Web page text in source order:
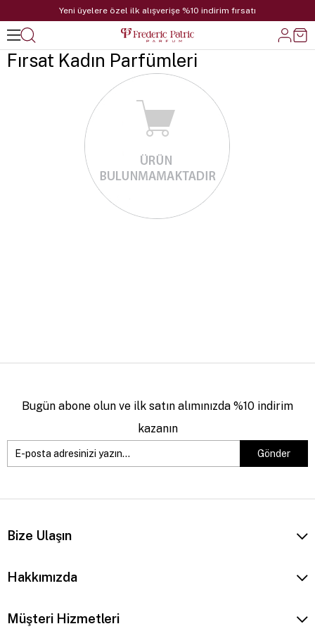
Yeni üyelere özel ilk alışverişe %10 indirim fırsatı
Fırsat Kadın Parfümleri
Bugün abone olun ve ilk satın alımınızda %10 indirim
kazanın
Gönder
Bize Ulaşın
Hakkımızda
Müşteri Hizmetleri